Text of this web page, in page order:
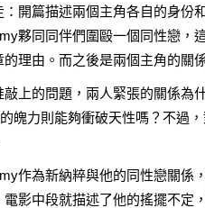
開篇描述兩個主角各自的身份
夥同同伴們圍毆一個同性戀，
理由。而之後是兩個主角的關
上的問題，兩人緊張的關係為
魄力則能夠衝破天性嗎？不過
作為新納粹與他的同性戀關係
影中段就描述了他的搖擺不定